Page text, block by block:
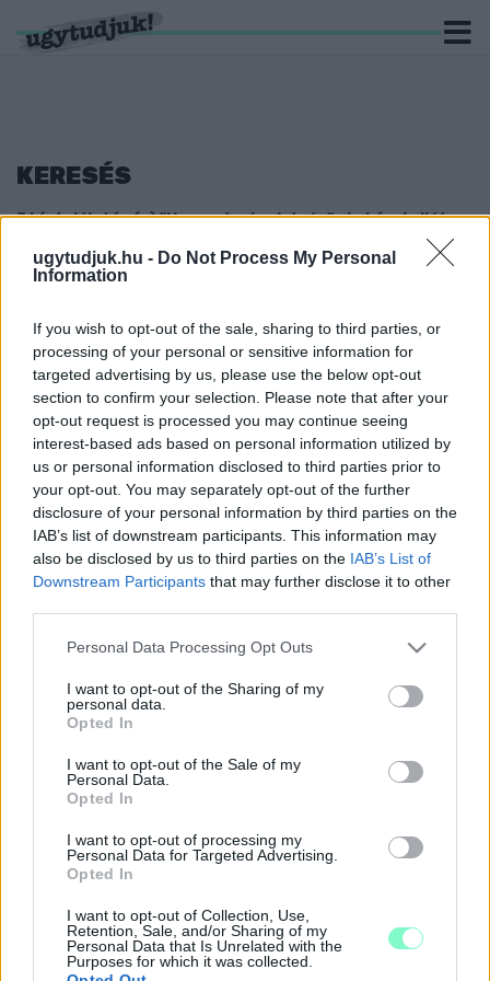
ugytudjuk.hu - Do Not Process My Personal
Information
If you wish to opt-out of the sale, sharing to third parties, or
processing of your personal or sensitive information for
targeted advertising by us, please use the below opt-out
section to confirm your selection. Please note that after your
opt-out request is processed you may continue seeing
interest-based ads based on personal information utilized by
us or personal information disclosed to third parties prior to
your opt-out. You may separately opt-out of the further
disclosure of your personal information by third parties on the
IAB’s list of downstream participants. This information may
also be disclosed by us to third parties on the IAB’s List of
Downstream Participants that may further disclose it to other
Please note that this website/app uses one or more Google
not limited to your visit or usage behaviour. You may click to
grant or deny consent to Google and its third-party tags to
use your data for below specified purposes in below Google
consent section.
Personal Data Processing Opt Outs
I want to opt-out of the Sharing of my
personal data.
Opted In
I want to opt-out of the Sale of my
Personal Data.
Opted In
I want to opt-out of processing my
Personal Data for Targeted Advertising.
Opted In
I want to opt-out of Collection, Use,
Retention, Sale, and/or Sharing of my
Personal Data that Is Unrelated with the
Purposes for which it was collected.
KERESÉS
5 hír találató a(z) "Harasztovics István" cimkével ellátva.
NYÍLTAN EGYÜTT INDULNAK A 2019-BEN AZ
KÖZGYŰLÉSBEN NÉMA CIVILEKKEL
2024. Április. 17. 07:29
Fodor Roland és Kovács László végre nyíltan is
együttműködhetnek..
A LEGTÖBB GYŐRI KÉPVISELŐ KEVESEBBSZER
SZEREPELT A GYŐRPLUSZBAN, MINT A
PAPAGÁJOK
2023. január. 02. 15:42
Az ellenzéki képviselők nevét többnyire le sem írják, a
polgármester viszont összesen 110 képen szerepelt 50
számban. Statisztika!
A CIKLUS FELÉNÉL TARTUNK, ÉS A CIVILEK
GYŐRÉRT KÉPVISELŐI ALIG SZÓLALTAK MEG A
GYŐRI KÖZGYŰLÉSBEN
A győri Jobbik árulásával bejutott képviselők nem sokat szóltak
hozzá a város ügyeihez. Az ellenzéki Pollreisz Balázs és Glázer
Tímea, valamint két független, Balla Jenő és Bárány István
MI ÉRDEKES VAN A GYŐRI
VAGYONNYILATKOZATOKBAN, AMIT ÉRDEMES
LETT VOLNA ELSUNNYOGNI?
2022. február. 05. 08:25
Átböngésztük a képviselők, alpolgármesterek, és a polgármester
alapján Dézsi Csaba András még mindig a legvagyonosabb
politikus, Fekete Dávid pedig már nem ad tanácsokat 1,3
millióért a Pannon-Víznek, helyette ennyi pénzért a helyi MCC-t